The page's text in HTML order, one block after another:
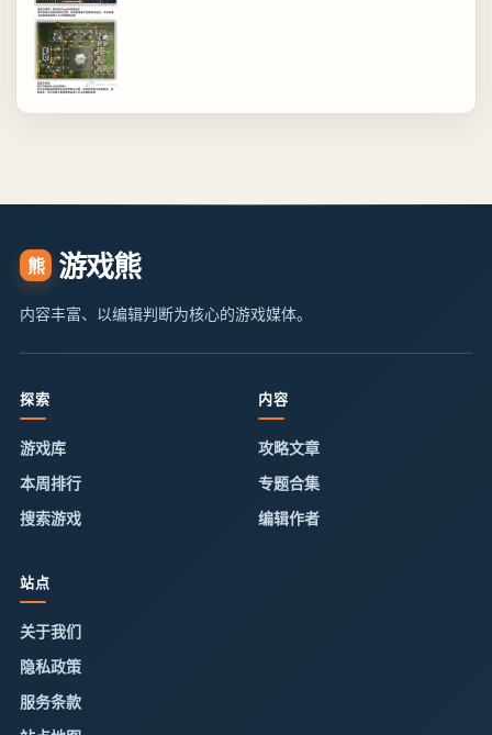
熊 游戏熊
内容丰富、以编辑判断为核心的游戏媒体。
探索
游戏库
本周排行
搜索游戏
内容
攻略文章
专题合集
编辑作者
站点
关于我们
隐私政策
服务条款